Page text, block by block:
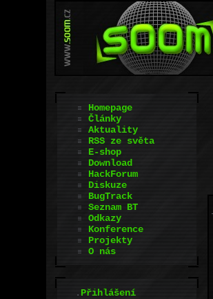
Homepage
Články
Aktuality
RSS ze světa
E-shop
Download
HackForum
Diskuze
BugTrack
Seznam BT
Odkazy
Konference
Projekty
O nás
.Přihlášení